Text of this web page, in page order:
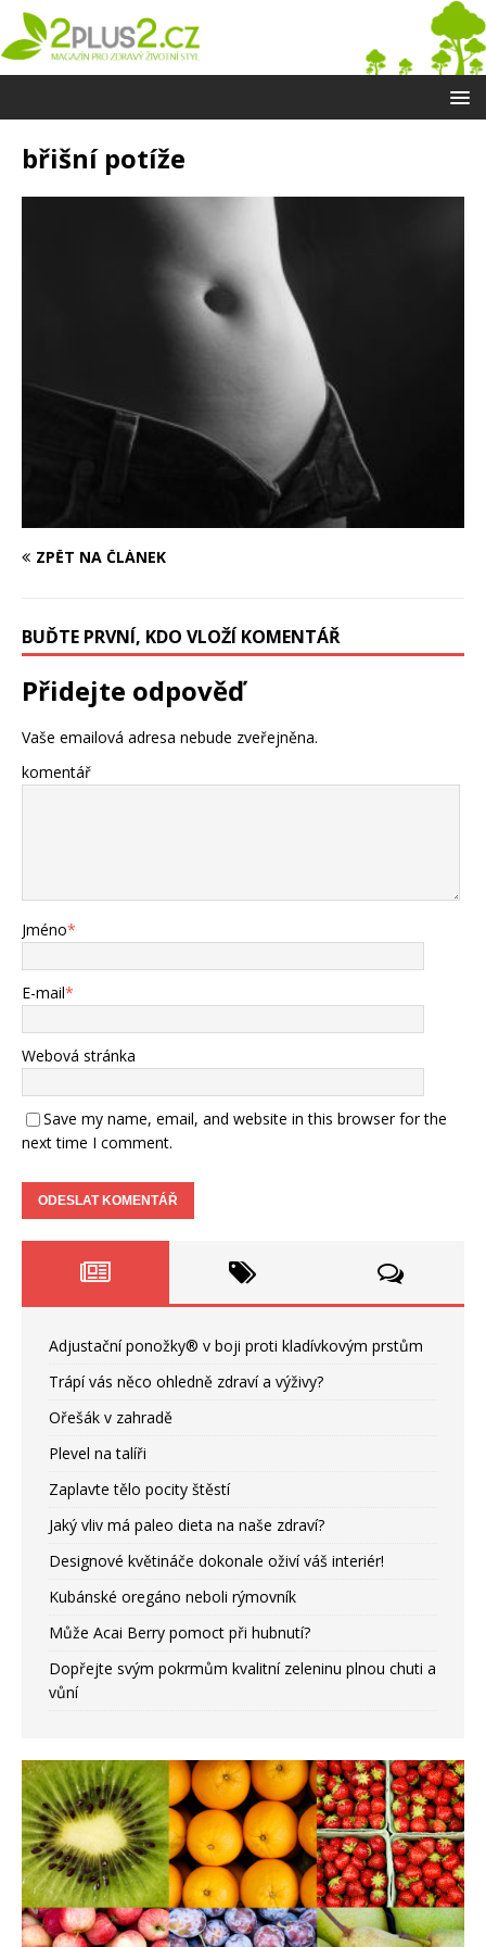
břišní potíže
ZPĚT NA ČLÁNEK
BUĎTE PRVNÍ, KDO VLOŽÍ KOMENTÁŘ
Přidejte odpověď
Vaše emailová adresa nebude zveřejněna.
komentář
Jméno*
E-mail*
Webová stránka
Save my name, email, and website in this browser for the
next time I comment.
Adjustační ponožky® v boji proti kladívkovým prstům
Trápí vás něco ohledně zdraví a výživy?
Ořešák v zahradě
Plevel na talíři
Zaplavte tělo pocity štěstí
Jaký vliv má paleo dieta na naše zdraví?
Designové květináče dokonale oživí váš interiér!
Kubánské oregáno neboli rýmovník
Může Acai Berry pomoct při hubnutí?
Dopřejte svým pokrmům kvalitní zeleninu plnou chuti a
vůní